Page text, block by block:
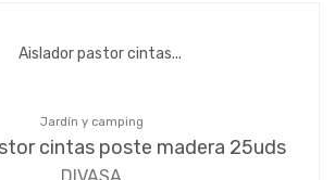
Jardín y camping
cintas poste madera 25uds